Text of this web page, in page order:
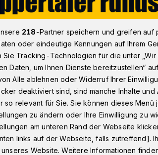
Präsident Pasch sprach mit Minister Habeck​
Pasch sprach
218-Partner speichern und greifen auf
oder eindeutige Kennungen auf Ihrem
Sie Tracking-Technologien für die unter „Wir
Daten, um Ihnen Dienste bereitzustellen“
Alle ablehnen oder Widerruf Ihrer
deaktiviert sind, sind manche Inhalte
so relevant für Sie. Sie können dieses
zu ändern oder Ihre Einwilligung zu
am unteren Rand der Webseite
links auf der Webseite, falls zutreffend].
Website. Weitere Informationen